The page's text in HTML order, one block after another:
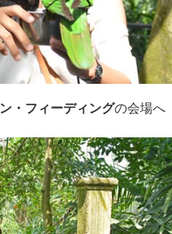
・フィーディングの会場へ